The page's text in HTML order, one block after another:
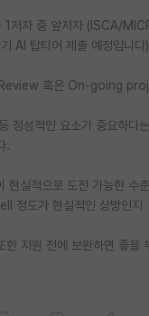
자 중 앞저자 (ISCA/
AI 탑티어 제출 예정입니다)
혹은 On-going
성적인 요소가 중요하다
.
적으로 도전 가능한 수준
도가 현실적인 상방인지
지원 전에 보완하면 좋을